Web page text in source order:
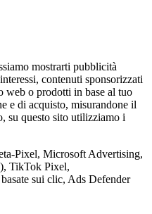
mostrarti pubblicità
contenuti sponsorizzati
web o prodotti in base al tuo
e di acquisto, misurandone il
su questo sito utilizziamo i
Pixel, Microsoft Advertising,
TikTok Pixel,
sui clic, Ads Defender